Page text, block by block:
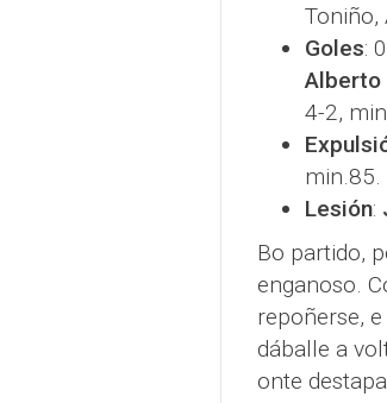
Toniño,
Goles:
Alberto
4-2,
min.85.
Lesión:
Bo partido,
enganoso.
repoñerse,
dáballe a
onte